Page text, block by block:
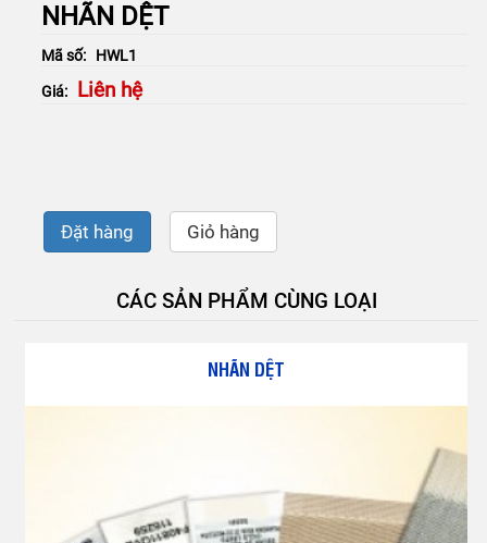
NHÃN DỆT
Mã số: HWL1
Giá: Liên hệ
Đặt hàng Giỏ hàng
CÁC SẢN PHẨM CÙNG LOẠI
NHÃN DỆT